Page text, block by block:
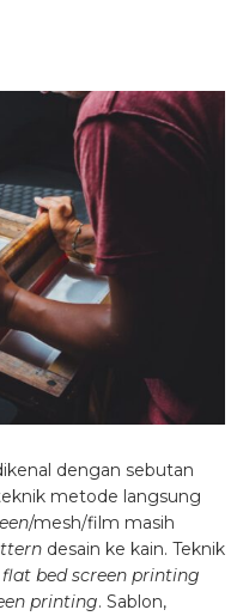
dengan sebutan
metode langsung
/mesh/film masih
desain ke kain. Teknik
flat bed screen printing
printing. Sablon,